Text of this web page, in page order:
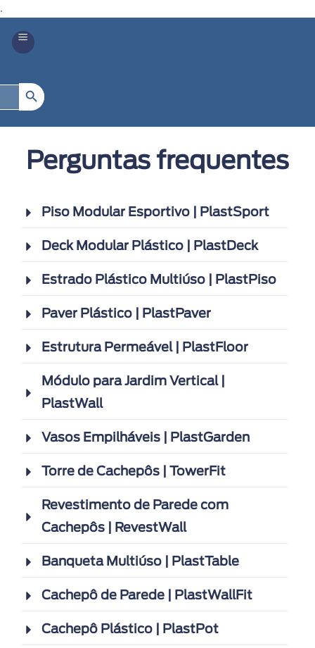
.
Search Button
Perguntas frequentes
Piso Modular Esportivo | PlastSport
Deck Modular Plástico | PlastDeck
Estrado Plástico Multiúso | PlastPiso
Paver Plástico | PlastPaver
Estrutura Permeável | PlastFloor
Módulo para Jardim Vertical |
PlastWall
Vasos Empilháveis | PlastGarden
Torre de Cachepôs | TowerFit
Revestimento de Parede com
Cachepôs | RevestWall
Banqueta Multiúso | PlastTable
Cachepô de Parede | PlastWallFit
Cachepô Plástico | PlastPot